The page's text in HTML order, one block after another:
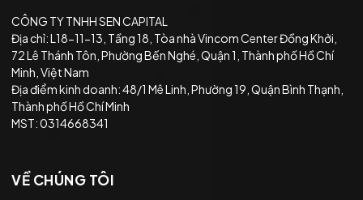
CÔNG TY TNHH SEN CAPITAL
Địa chỉ: L18-11-13, Tầng 18, Tòa nhà Vincom Center Đồng Khởi,
72 Lê Thánh Tôn, Phường Bến Nghé, Quận 1, Thành phố Hồ Chí
Minh, Việt Nam
Địa điểm kinh doanh: 48/1 Mê Linh, Phường 19, Quận Bình Thạnh,
Thành phố Hồ Chí Minh
MST: 0314668341
VỀ CHÚNG TÔI